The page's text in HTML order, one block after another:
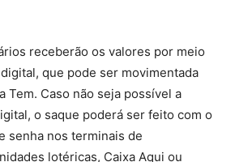
receberão os valores por meio
que pode ser movimentada
Tem. Caso não seja possível a
o saque poderá ser feito com o
senha nos terminais de
lotéricas, Caixa Aqui ou